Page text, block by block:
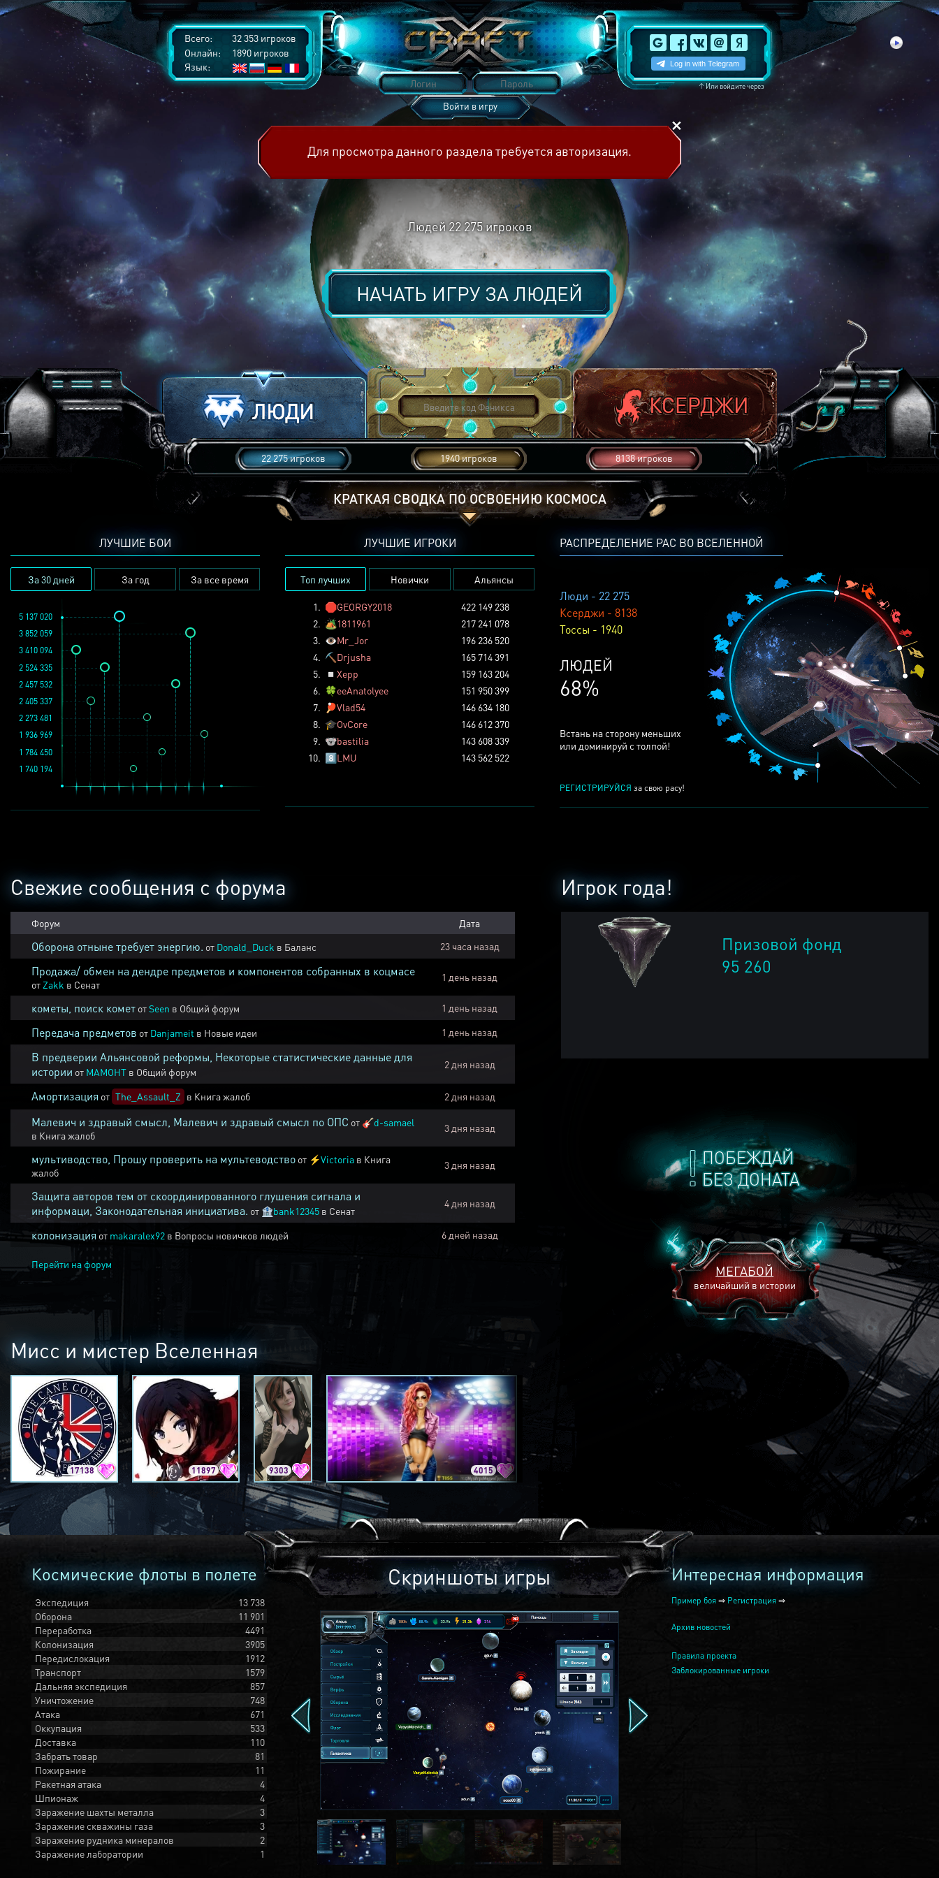
Всего:
32 353 игроков
Онлайн:
1890 игроков
Язык:
↑Или войдите через
Войти в игру
Для просмотра данного раздела требуется авторизация.
Людей 22 275игроков
НАЧАТЬ ИГРУ ЗАЛЮДЕЙ
22 275 игроков 1940 игроков 8138 игроков
КРАТКАЯ СВОДКА ПО ОСВОЕНИЮ КОСМОСА
РАСПРЕДЕЛЕНИЕ РАС ВО ВСЕЛЕННОЙ
Люди - 22 275
Ксерджи - 8138
Тоссы - 1940
КСЕРДЖЕЙ
25%
Встань на сторону меньших
или доминируй с толпой!
РЕГИСТРИРУЙСЯ за свою расу!
ЛУЧШИЕ БОИ
За 30 дней За год За все время
1 936 969
3 852 059
2 457 532
1 784 450
2 273 481
1 740 194
5 137 020
2 524 335
2 405 337
3 410 094
ЛУЧШИЕ ИГРОКИ
Топ лучших Новички Альянсы
1. 🛑GEORGY2018
422 149 238
2. 🏕️1811961
217 241 078
3. 👁️Mr_Jor
196 236 520
4. ⛏️ Drjusha
165 714 391
5.
◽ Xepp
159 163 204
6. 🍀eeAnatolyee
151 950 399
7.
🏓Vlad54
146 634 180
8. 🎓OvCore
146 612 370
9. 🐨bastilia
143 608 339
10. 8️⃣LMU 143 562 522
ПОБЕЖДАЙ
БЕЗ ДОНАТА
МЕГАБОЙ
величайший в истории
Игрок года!
Призовой фонд
95 260
Свежие сообщения с форума
Форум Дата
Оборона отныне требует энергию. от Donald_Duck в Баланс 23 часа назад
Продажа/ обмен на дендре предметов и компонентов собранных в коцмасе
от Zakk в Сенат
1 день назад
кометы, поиск комет отSeen в Общий форум 1 день назад
Передача предметов от Danjameit в Новые идеи 1 день назад
В предверии Альянсовой реформы, Некоторые статистические данные для
истории от MAMOHT в Общий форум
2 дня назад
Амортизация от The_Assault_Z в Книга жалоб 2 дня назад
Малевич и здравый смысл, Малевич и здравый смысл по ОПС от 🎸d-samael
в Книга жалоб
3 дня назад
мультиводство, Прошу проверить на мультеводство от ⚡Victoria в Книга
жалоб
3 дня назад
Защита авторов тем от скоординированного глушения сигнала и
информаци, Законодательная инициатива. от 🏦bank12345 в Сенат
4 дня назад
колонизация от makaralex92 в Вопросы новичков людей 6 дней назад
Перейти на форум
Мисс и мистер Вселенная
17138 11897 9303 4015 2240
Космические флоты в полете
Экспедиция
13 738
Оборона
11 901
Переработка
4491
Колонизация
3905
Передислокация
1912
Транспорт
1579
Дальняя экспедиция
857
Уничтожение
748
Атака
671
Оккупация
533
Доставка
110
Забрать товар
81
Пожирание
11
Ракетная атака
4
Шпионаж
4
Заражение шахты металла
3
Заражение скважины газа
3
Заражение рудника минералов
2
Заражение лаборатории
1
Скриншоты игры Интересная информация
Пример боя ⇒ Регистрация ⇒
Архив новостей
Правила проекта
Заблокированные игроки